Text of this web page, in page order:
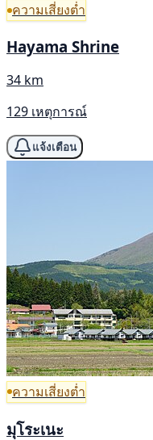
ความเสี่ยงต่ำ
Hayama Shrine
34 km
129 เหตุการณ์
แจ้งเตือน
ความเสี่ยงต่ำ
มุโระเนะ